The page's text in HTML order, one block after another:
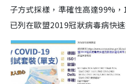
子方式採樣，準確性高達99%
已列在歐盟2019冠狀病毒病快